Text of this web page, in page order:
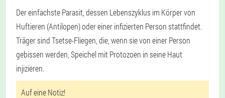
Der einfachste Parasit, dessen Lebenszyklus im Körper von
Huftieren (Antilopen) oder einer infizierten Person stattfindet.
Träger sind Tsetse-Fliegen, die, wenn sie von einer Person
gebissen werden, Speichel mit Protozoen in seine Haut
injizieren.
Auf eine Notiz!